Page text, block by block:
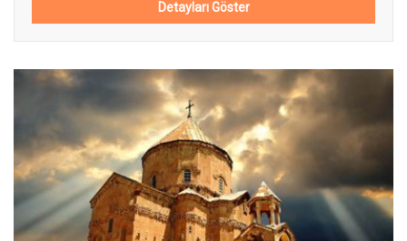
Detayları Göster